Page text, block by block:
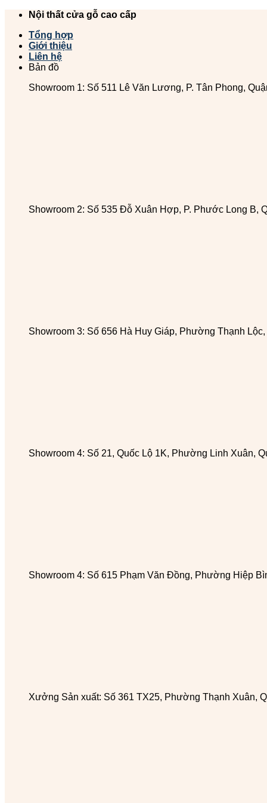
Chuyển
dung
Nội thất cửa gỗ cao cấp
Tổng hợp
Giới thiệu
Liên hệ
Bản đồ
Showroom 1: Số 511 Lê Văn Lương, P. Tân Phong,
Showroom 2: Số 535 Đỗ Xuân Hợp, P. Phước Long B,
Showroom 3: Số 656 Hà Huy Giáp, Phường Thạnh Lộc,
Showroom 4: Số 21, Quốc Lộ 1K, Phường Linh Xuân,
Showroom 4: Số 615 Phạm Văn Đồng, Phường Hiệp
Xưởng Sản xuất: Số 361 TX25, Phường Thạnh Xuân,